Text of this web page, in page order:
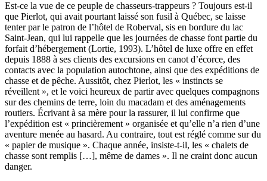
Est-ce la vue de ce peuple de chasseurs-trappeurs ? Toujours est-il
que Pierlot, qui avait pourtant laissé son fusil à Québec, se laisse
tenter par le patron de l’hôtel de Roberval, sis en bordure du lac
Saint-Jean, qui lui rappelle que les journées de chasse font partie du
forfait d’hébergement (Lortie, 1993). L’hôtel de luxe offre en effet
depuis 1888 à ses clients des excursions en canot d’écorce, des
contacts avec la population autochtone, ainsi que des expéditions de
chasse et de pêche. Aussitôt, chez Pierlot, les « instincts se
réveillent », et le voici heureux de partir avec quelques compagnons
sur des chemins de terre, loin du macadam et des aménagements
routiers. Écrivant à sa mère pour la rassurer, il lui confirme que
l’expédition est « princièrement » organisée et qu’elle n’a rien d’une
aventure menée au hasard. Au contraire, tout est réglé comme sur du
« papier de musique ». Chaque année, insiste-t-il, les « chalets de
chasse sont remplis […], même de dames ». Il ne craint donc aucun
danger.